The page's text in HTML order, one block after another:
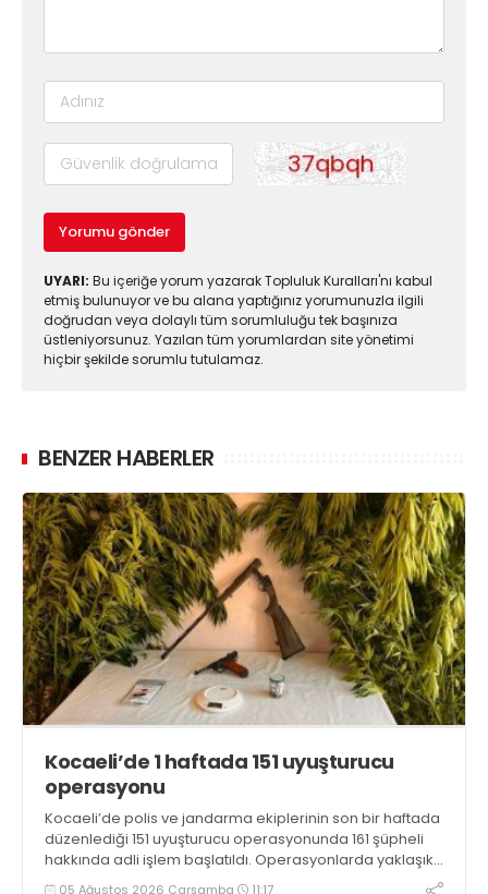
Yorumu gönder
UYARI: Bu içeriğe yorum yazarak Topluluk Kuralları'nı kabul
etmiş bulunuyor ve bu alana yaptığınız yorumunuzla ilgili
doğrudan veya dolaylı tüm sorumluluğu tek başınıza
üstleniyorsunuz. Yazılan tüm yorumlardan site yönetimi
hiçbir şekilde sorumlu tutulamaz.
BENZER HABERLER
Kocaeli’de 1 haftada 151 uyuşturucu
operasyonu
Kocaeli’de polis ve jandarma ekiplerinin son bir haftada
düzenlediği 151 uyuşturucu operasyonunda 161 şüpheli
hakkında adli işlem başlatıldı. Operasyonlarda yaklaşık
2 kilogram uyuşturucu madde ile 121 kök kenevir bitkisi
05 Ağustos 2026 Çarşamba 11:17